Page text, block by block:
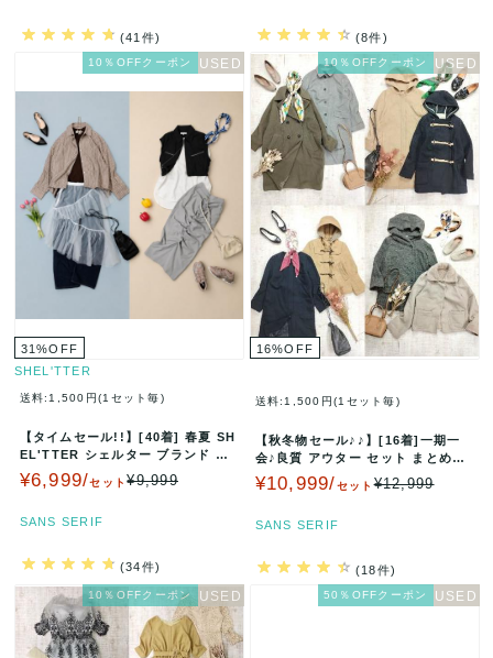
(41件) (8件)
10％OFFクーポン
31%OFF
SHEL'TTER
送料:1,500円(1セット毎)
【タイムセール!!】[40着] 春夏 SH
EL'TTER シェルター ブランド セ
ット まとめ売り…
¥6,999/セット¥9,999
SANS SERIF
(34件)
10％OFFクーポン
16%OFF
送料:1,500円(1セット毎)
【秋冬物セール♪♪】[16着]一期一
会♪良質 アウター セット まとめ売
り レディース ウール カシ…
¥10,999/セット¥12,999
SANS SERIF
(18件)
10％OFFクーポン 50％OFFクーポン